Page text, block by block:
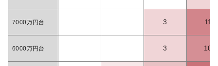
7000万円台 3 11
6000万円台 3 10